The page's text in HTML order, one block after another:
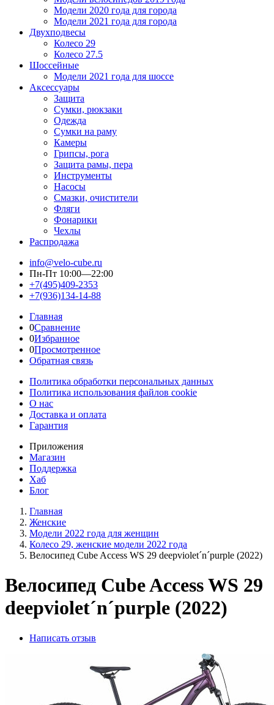
Модели 2020 года для города
Модели 2021 года для города
Двухподвесы
Колесо 29
Колесо 27.5
Шоссейные
Модели 2021 года для шоссе
Аксессуары
Защита
Сумки, рюкзаки
Одежда
Сумки на раму
Камеры
Грипсы, рога
Защита рамы, пера
Инструменты
Насосы
Смазки, очистители
Фляги
Фонарики
Чехлы
Распродажа
info@velo-cube.ru
Пн-Пт 10:00—22:00
+7(495)409-2353
+7(936)134-14-88
Главная
0Сравнение
0Избранное
0Просмотренное
Обратная связь
Политика обработки персональных данных
Политика использования файлов cookie
О нас
Доставка и оплата
Гарантия
Приложения
Магазин
Поддержка
Хаб
Блог
Главная
Женскиe
Модели 2022 года для женщин
Колесо 29, женские модели 2022 года
Велосипед Cube Access WS 29 deepviolet´n´purple (2022)
Велосипед Cube Access WS 29
deepviolet´n´purple (2022)
Написать отзыв